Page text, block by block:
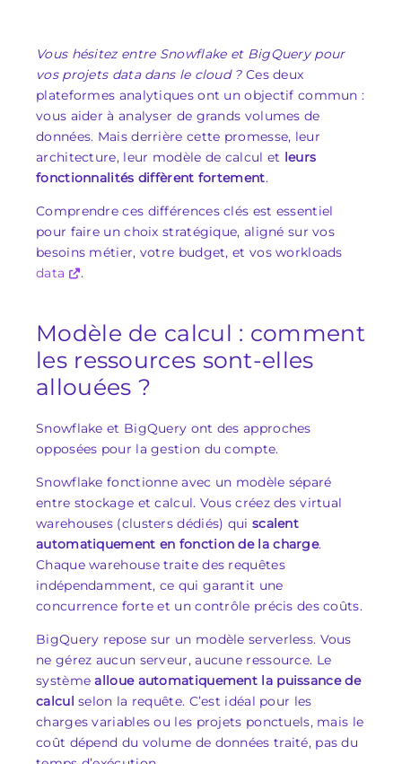
Vous hésitez entre Snowflake et BigQuery pour
vos projets data dans le cloud ? Ces deux
plateformes analytiques ont un objectif commun :
vous aider à analyser de grands volumes de
données. Mais derrière cette promesse, leur
architecture, leur modèle de calcul et leurs
fonctionnalités diffèrent fortement.
Comprendre ces différences clés est essentiel
pour faire un choix stratégique, aligné sur vos
besoins métier, votre budget, et vos workloads
data
.
Modèle de calcul : comment
les ressources sont-elles
allouées ?
Snowflake et BigQuery ont des approches
opposées pour la gestion du compte.
Snowflake fonctionne avec un modèle séparé
entre stockage et calcul. Vous créez des virtual
warehouses (clusters dédiés) qui scalent
automatiquement en fonction de la charge.
Chaque warehouse traite des requêtes
indépendamment, ce qui garantit une
concurrence forte et un contrôle précis des coûts.
BigQuery repose sur un modèle serverless. Vous
ne gérez aucun serveur, aucune ressource. Le
systèmealloue automatiquement la puissance de
calcul selon la requête. C’est idéal pour les
charges variables ou les projets ponctuels, mais le
coût dépend du volume de données traité, pas du